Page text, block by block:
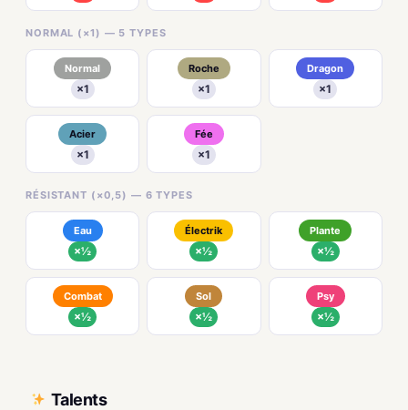
NORMAL (×1) — 5 TYPES
Normal
×1
Roche
×1
Dragon
×1
Acier
×1
Fée
×1
RÉSISTANT (×0,5) — 6 TYPES
Eau
×½
Électrik
×½
Plante
×½
Combat
×½
Sol
×½
Psy
×½
Talents